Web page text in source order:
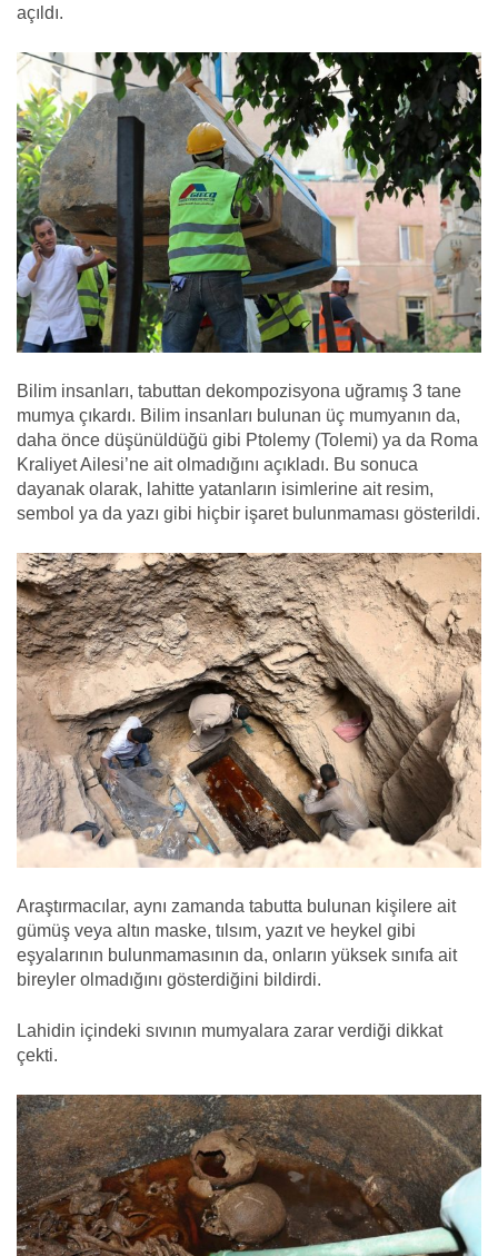
açıldı.
Bilim insanları, tabuttan dekompozisyona uğramış 3 tane
mumya çıkardı. Bilim insanları bulunan üç mumyanın da,
daha önce düşünüldüğü gibi Ptolemy (Tolemi) ya da Roma
Kraliyet Ailesi’ne ait olmadığını açıkladı. Bu sonuca
dayanak olarak, lahitte yatanların isimlerine ait resim,
sembol ya da yazı gibi hiçbir işaret bulunmaması gösterildi.
Araştırmacılar, aynı zamanda tabutta bulunan kişilere ait
gümüş veya altın maske, tılsım, yazıt ve heykel gibi
eşyalarının bulunmamasının da, onların yüksek sınıfa ait
bireyler olmadığını gösterdiğini bildirdi.
Lahidin içindeki sıvının mumyalara zarar verdiği dikkat
çekti.